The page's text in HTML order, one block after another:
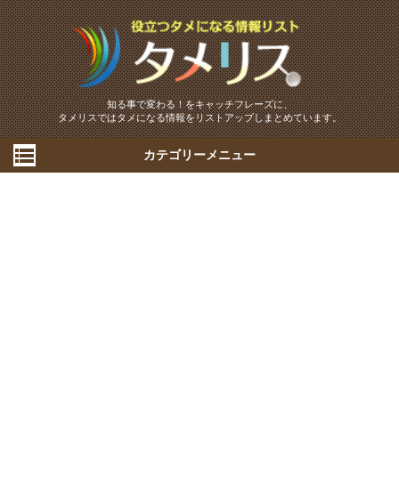
知る事で変わる！をキャッチフレーズに、
タメリスではタメになる情報をリストアップしまとめています。
カテゴリーメニュー